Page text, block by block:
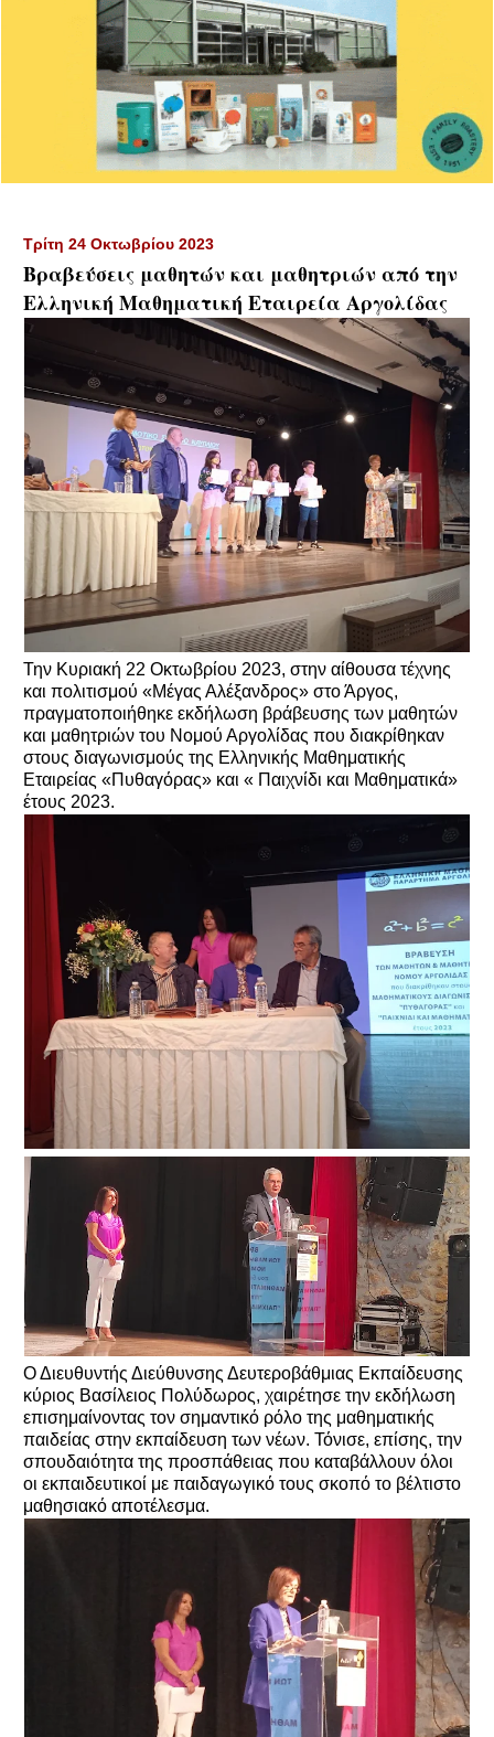
Τρίτη 24 Οκτωβρίου 2023
Βραβεύσεις μαθητών και μαθητριών από την
Ελληνική Μαθηματική Εταιρεία Αργολίδας
Την Κυριακή 22 Οκτωβρίου 2023, στην αίθουσα τέχνης
και πολιτισμού «Μέγας Αλέξανδρος» στο Άργος,
πραγματοποιήθηκε εκδήλωση βράβευσης των μαθητών
και μαθητριών του Νομού Αργολίδας που διακρίθηκαν
στους διαγωνισμούς της Ελληνικής Μαθηματικής
Εταιρείας «Πυθαγόρας» και « Παιχνίδι και Μαθηματικά»
έτους 2023.
Ο Διευθυντής Διεύθυνσης Δευτεροβάθμιας Εκπαίδευσης
κύριος Βασίλειος Πολύδωρος, χαιρέτησε την εκδήλωση
επισημαίνοντας τον σημαντικό ρόλο της μαθηματικής
παιδείας στην εκπαίδευση των νέων. Τόνισε, επίσης, την
σπουδαιότητα της προσπάθειας που καταβάλλουν όλοι
οι εκπαιδευτικοί με παιδαγωγικό τους σκοπό το βέλτιστο
μαθησιακό αποτέλεσμα.